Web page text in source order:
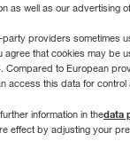
as well as our advertising
providers sometimes
agree that cookies may be
Compared to European
access this data for
information in thedata
effect by adjusting your